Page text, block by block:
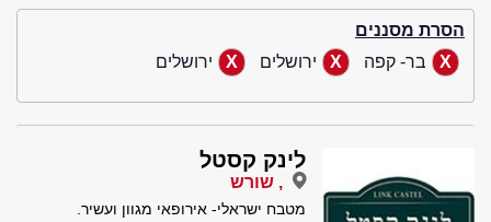
הסרת מסננים
בר- קפה
ירושלים ירושלים
לינק קסטל
, שורש
מטבח ישראלי- אירופאי מגוון ועשיר.